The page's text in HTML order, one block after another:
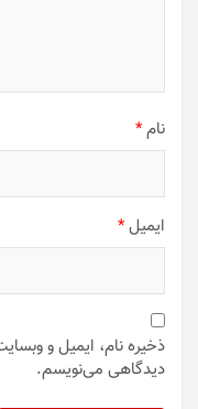
نام*
ایمیل*
ذخیره نام، ایمیل و
دیدگاهی می‌نویسم.